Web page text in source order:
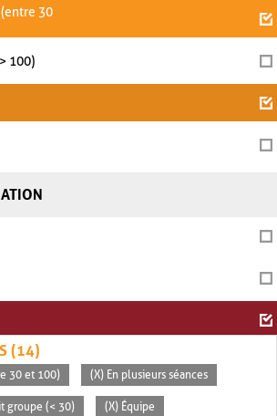
30
100)
(14)
30 et 100) (X) En plusieurs séances
groupe (< 30) (X) Équipe